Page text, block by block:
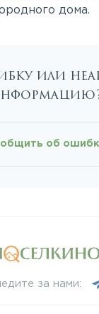
дома.
или
об
за нами: